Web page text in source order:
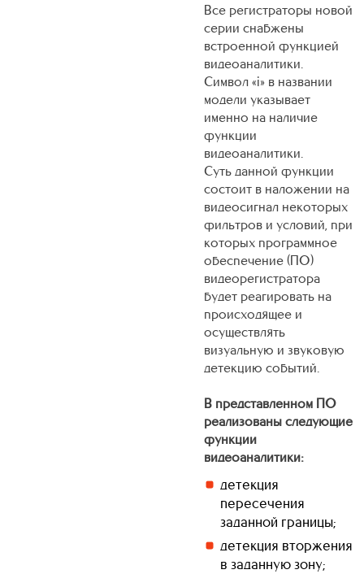
Все регистраторы новой
серии снабжены
встроенной функцией
видеоаналитики.
Символ «i» в названии
модели указывает
именно на наличие
функции
видеоаналитики.
Суть данной функции
состоит в наложении на
видеосигнал некоторых
фильтров и условий, при
которых программное
обеспечение (ПО)
видеорегистратора
будет реагировать на
происходящее и
осуществлять
визуальную и звуковую
детекцию событий.
В представленном ПО
реализованы следующие
функции
видеоаналитики:
детекция
пересечения
заданной границы;
детекция вторжения
в заданную зону;